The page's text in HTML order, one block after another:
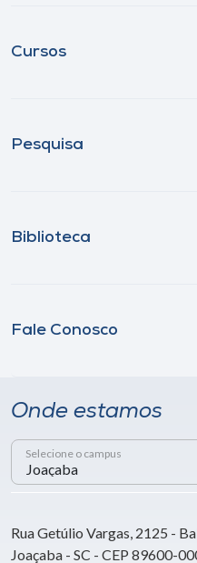
Cursos
Pesquisa
Biblioteca
Fale Conosco
Onde estamos
Selecione o campus
Rua Getúlio Vargas, 2125 -
Joaçaba - SC - CEP 89600-